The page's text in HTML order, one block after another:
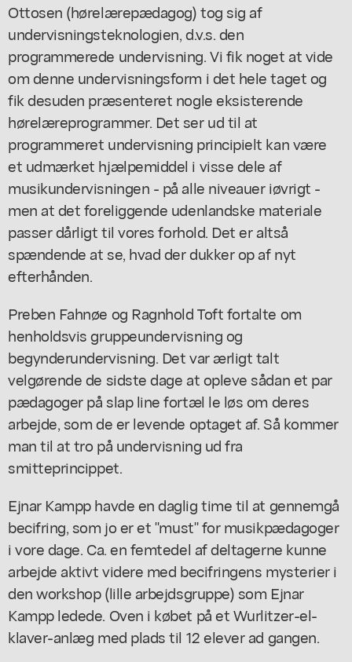
Ottosen (hørelærepædagog) tog sig af
undervisningsteknologien, d.v.s. den
programmerede undervisning. Vi fik noget at vide
om denne undervisningsform i det hele taget og
fik desuden præsenteret nogle eksisterende
hørelæreprogrammer. Det ser ud til at
programmeret undervisning principielt kan være
et udmærket hjælpemiddel i visse dele af
musikundervisningen - på alle niveauer iøvrigt -
men at det foreliggende udenlandske materiale
passer dårligt til vores forhold. Det er altså
spændende at se, hvad der dukker op af nyt
efterhånden.
Preben Fahnøe og Ragnhold Toft fortalte om
henholdsvis gruppeundervisning og
begynderundervisning. Det var ærligt talt
velgørende de sidste dage at opleve sådan et par
pædagoger på slap line fortæl le løs om deres
arbejde, som de er levende optaget af. Så kommer
man til at tro på undervisning ud fra
smitteprincippet.
Ejnar Kampp havde en daglig time til at gennemgå
becifring, som jo er et "must" for musikpædagoger
i vore dage. Ca. en femtedel af deltagerne kunne
arbejde aktivt videre med becifringens mysterier i
den workshop (lille arbejdsgruppe) som Ejnar
Kampp ledede. Oven i købet på et Wurlitzer-el-
klaver-anlæg med plads til 12 elever ad gangen.